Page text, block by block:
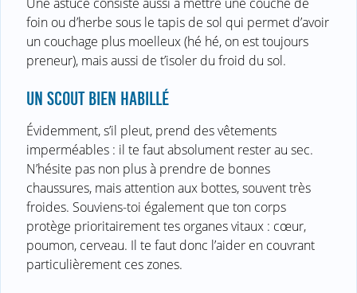
foin ou d’herbe sous le tapis de sol qui permet d’avoir
un couchage plus moelleux (hé hé, on est toujours
preneur), mais aussi de t’isoler du froid du sol.
UN SCOUT BIEN HABILLÉ
Évidemment, s’il pleut, prend des vêtements
imperméables : il te faut absolument rester au sec.
N’hésite pas non plus à prendre de bonnes
chaussures, mais attention aux bottes, souvent très
froides. Souviens-toi également que ton corps
protège prioritairement tes organes vitaux : cœur,
poumon, cerveau. Il te faut donc l’aider en couvrant
particulièrement ces zones.